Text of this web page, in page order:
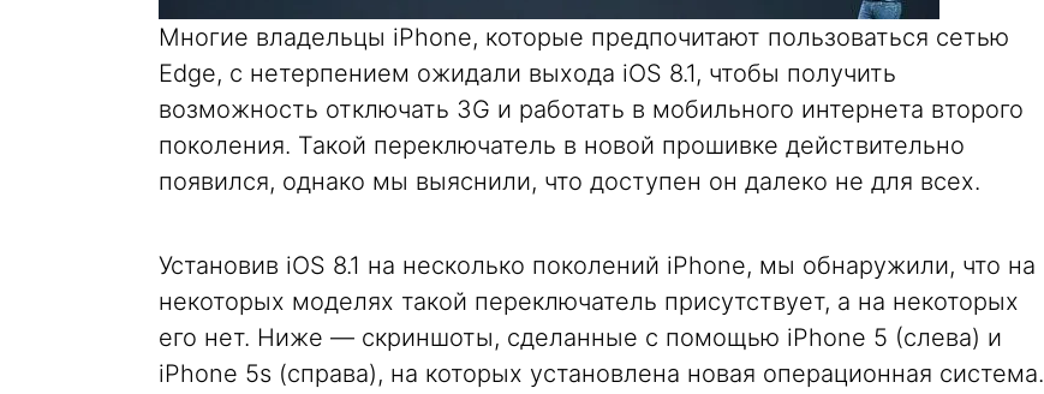
Многие владельцы iPhone, которые предпочитают пользоваться сетью
Edge, с нетерпением ожидали выхода iOS 8.1, чтобы получить
возможность отключать 3G и работать в мобильного интернета второго
поколения. Такой переключатель в новой прошивке действительно
появился, однако мы выяснили, что доступен он далеко не для всех.
Установив iOS 8.1 на несколько поколений iPhone, мы обнаружили, что на
некоторых моделях такой переключатель присутствует, а на некоторых
его нет. Ниже — скриншоты, сделанные с помощью iPhone 5 (слева) и
iPhone 5s (справа), на которых установлена новая операционная система.